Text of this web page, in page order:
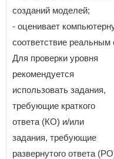
созданий моделей;
- оценивает
соответствие реальным
Для проверки уровня
рекомендуется
использовать задания,
требующие краткого
ответа (КО) и/или
задания, требующие
развернутого ответа